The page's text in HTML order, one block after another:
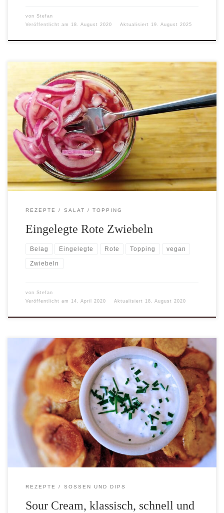
von Stefan
Veröffentlicht am
18. August 2020 Aktualisiert 19. August 2025
Nicht nur optisch ein Hingucker! Sondern auch Geschmacklich
eine Berreicherung für jedes Grillfleisch. Auch als Topping für
euren Lieblings-Burger, sind eingelegte Rote Zwiebeln ideal.
REZEPTE SALAT TOPPING
Eingelegte Rote Zwiebeln
Belag Eingelegte Rote Topping vegan
Zwiebeln
von Stefan
Veröffentlicht am
14. April 2020 Aktualisiert 18. August 2020
Sour Cream passt nicht nur zu Backed Potatos, sondern zu jeder
Art von Kartoffeln, egal ob gekocht, gebraten oder gebacken. Was
wir in Deutschland unter Sour Cream verstehen ist allerdings etwas
anderes als der Amerikaner damit verbindet. Unter dem Begriff
assoziiert er schlicht und ergreifen etwas ähnliches das wir als
Schmand oder Sauerrahm kennen, nur kein zubereiteter Dip. US-
amerkanische Sour […]
REZEPTE SOSSEN UND DIPS
Sour Cream, klassisch, schnell und